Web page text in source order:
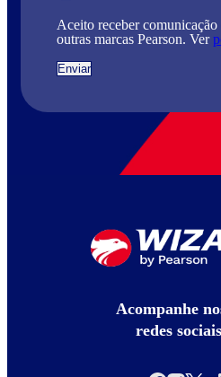
Aceito receber
outras marcas Pearson. Ver
Acompanhe
redes